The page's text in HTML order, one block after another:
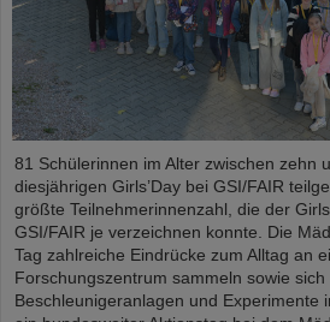
81 Schülerinnen im Alter zwischen zehn
diesjährigen Girls’Day bei GSI/FAIR
größte Teilnehmerinnenzahl, die der
GSI/FAIR je verzeichnen konnte. Die
Tag zahlreiche Eindrücke zum Alltag an
Forschungszentrum sammeln sowie sich
Beschleunigeranlagen und Experimente